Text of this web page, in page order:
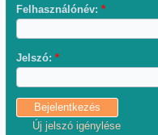
Felhasználónév:*
Jelszó:*
Új jelszó igénylése